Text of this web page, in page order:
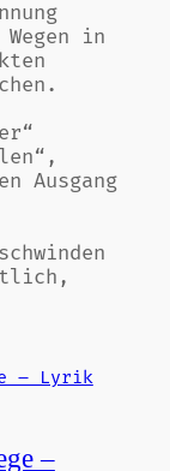
in
Ausgang
–